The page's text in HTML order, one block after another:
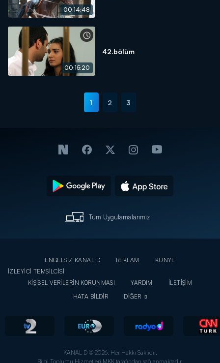
00:14:48
00:15:20
42.bölüm
1 2 3
Tüm Uygulamalarımız
ENGELSİZ KANAL D REKLAM
KÜNYE
İZLEYİCİ TEMSİLCİSİ
KİŞİSEL VERİLERİN KORUNMASI
YARDIM
İLETİŞİM
HATA BİLDİR
DİĞER
KANAL D © 2026. Her Hakkı Saklıdır.
Bilgi Toplumu Hizmetleri MKK tarafından sağlanmaktadır.